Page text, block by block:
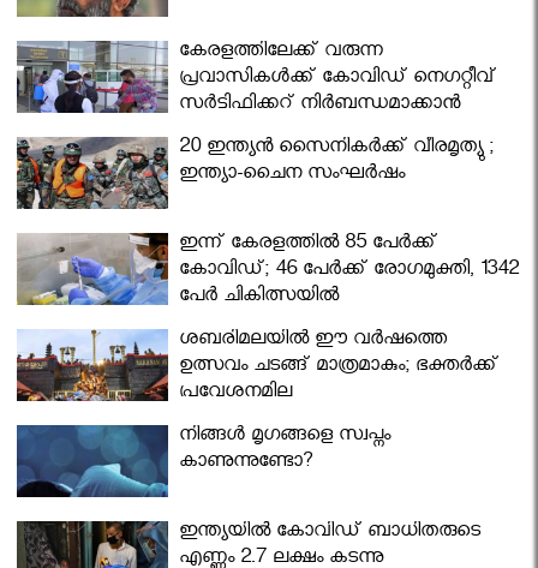
കേരളത്തിലേക്ക് വരുന്ന
പ്രവാസികള്‍ക്ക് കോവിഡ് നെഗറ്റീവ്
സര്‍ട്ടിഫിക്കറ്റ് നിർബന്ധമാക്കാൻ
മന്ത്രിസഭ
20 ഇന്ത്യൻ സൈനികർക്ക് വീരമൃത്യു ;
ഇന്ത്യാ-ചൈന സംഘർഷം
ഇന്ന് കേരളത്തിൽ 85 പേർക്ക്
കോവിഡ്; 46 പേർക്ക് രോഗമുക്തി, 1342
പേർ ചികിത്സയിൽ
ശബരിമലയില്‍ ഈ വർഷത്തെ
ഉത്സവം ചടങ്ങ് മാത്രമാകും; ഭക്തർക്ക്
പ്രവേശനമില്ല
നിങ്ങള്‍ മൃഗങ്ങളെ സ്വപ്നം
കാണുന്നുണ്ടോ?
ഇന്ത്യയിൽ കോവിഡ് ബാധിതരുടെ
എണ്ണം 2.7 ലക്ഷം കടന്നു